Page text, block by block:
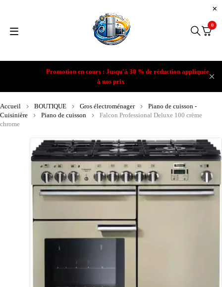
Promotion en cours : Jusqu'à 30 % de réduction appliquée
à nos prix
0
Accueil BOUTIQUE Gros électroménager
Piano de cuisson -
Cuisinière
Piano de cuisson
Falcon Professional Deluxe 100 crème
chrome